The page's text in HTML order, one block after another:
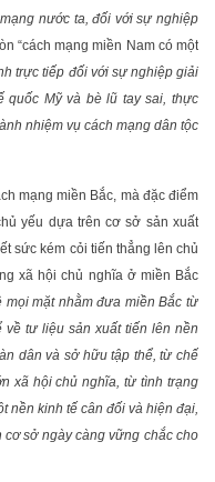
nước ta, đối với sự nghiệp
“cách mạng miền Nam có một
trực tiếp đối với sự nghiệp giải
quốc Mỹ và bè lũ tay sai, thực
nhiệm vụ cách mạng dân tộc
mạng miền Bắc, mà đặc điểm
yếu dựa trên cơ sở sản xuất
sức kém cỏi tiến thẳng lên chủ
xã hội chủ nghĩa ở miền Bắc
mặt nhằm đưa miền Bắc từ
tư liệu sản xuất tiến lên nền
dân và sở hữu tập thể, từ chế
xã hội chủ nghĩa, từ tình trạng
nền kinh tế cân đối và hiện đại,
sở ngày càng vững chắc cho